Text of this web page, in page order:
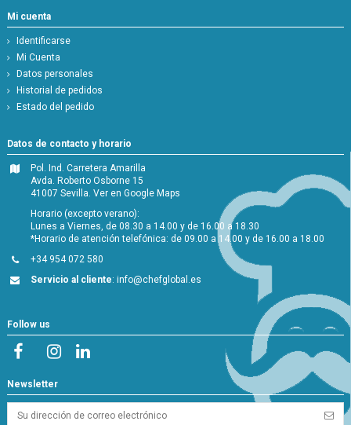
Mi cuenta
Identificarse
Mi Cuenta
Datos personales
Historial de pedidos
Estado del pedido
Datos de contacto y horario
Pol. Ind. Carretera Amarilla
Avda. Roberto Osborne 15
41007 Sevilla.Ver en Google Maps
Horario (excepto verano):
Lunes a Viernes, de 08.30 a 14.00 y de 16.00 a 18.30
*Horario de atención telefónica: de 09.00 a 14.00 y de 16.00 a 18.00
+34 954 072 580
Servicio al cliente:info@chefglobal.es
Follow us
Newsletter